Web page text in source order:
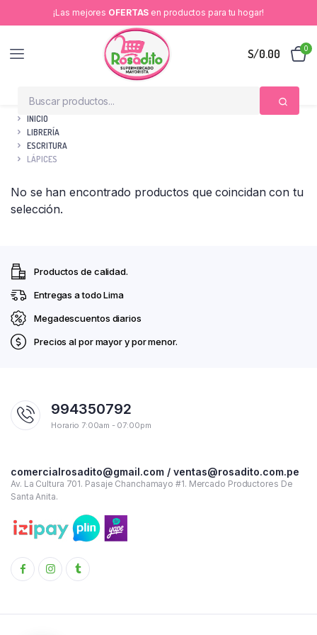
¡Las mejores OFERTAS en productos para tu hogar!
S/0.00 0
INICIO
LIBRERÍA
ESCRITURA
LÁPICES
No se han encontrado productos que coincidan con tu
selección.
Productos de calidad.
Entregas a todo Lima
Megadescuentos diarios
Precios al por mayor y por menor.
994350792
Horario 7:00am - 07:00pm
comercialrosadito@gmail.com / ventas@rosadito.com.pe
Av. La Cultura 701. Pasaje Chanchamayo #1. Mercado Productores De
Santa Anita.